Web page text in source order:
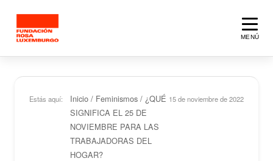
MENÚ
Estás aquí: Inicio / Feminismos / ¿QUÉ
SIGNIFICA EL 25 DE
NOVIEMBRE PARA LAS
TRABAJADORAS DEL
HOGAR?
15 de noviembre de 2022